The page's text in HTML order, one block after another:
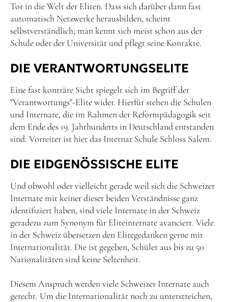
Tor in die Welt der Eliten. Dass sich darüber dann fast
automatisch Netzwerke herausbilden, scheint
selbstverständlich; man kennt sich meist schon aus der
Schule oder der Universität und pflegt seine Kontakte.
DIE VERANTWORTUNGSELITE
Eine fast konträre Sicht spiegelt sich im Begriff der
"Verantwortungs"-Elite wider. Hierfür stehen die Schulen
und Internate, die im Rahmen der Reformpädagogik seit
dem Ende des 19. Jahrhunderts in Deutschland entstanden
sind. Vorreiter ist hier das Internat Schule Schloss Salem.
DIE EIDGENÖSSISCHE ELITE
Und obwohl oder vielleicht gerade weil sich die Schweizer
Internate mit keiner dieser beiden Verständnisse ganz
identifiziert haben, sind viele Internate in der Schweiz
geradezu zum Synonym für Eliteinternate avanciert. Viele
in der Schweiz übersetzen den Elitegedanken gerne mit
Internationalität. Die ist gegeben, Schüler aus bis zu 50
Nationalitäten sind keine Seltenheit.
Diesem Anspruch werden viele Schweizer Internate auch
gerecht. Um die Internationalität noch zu unterstreichen,